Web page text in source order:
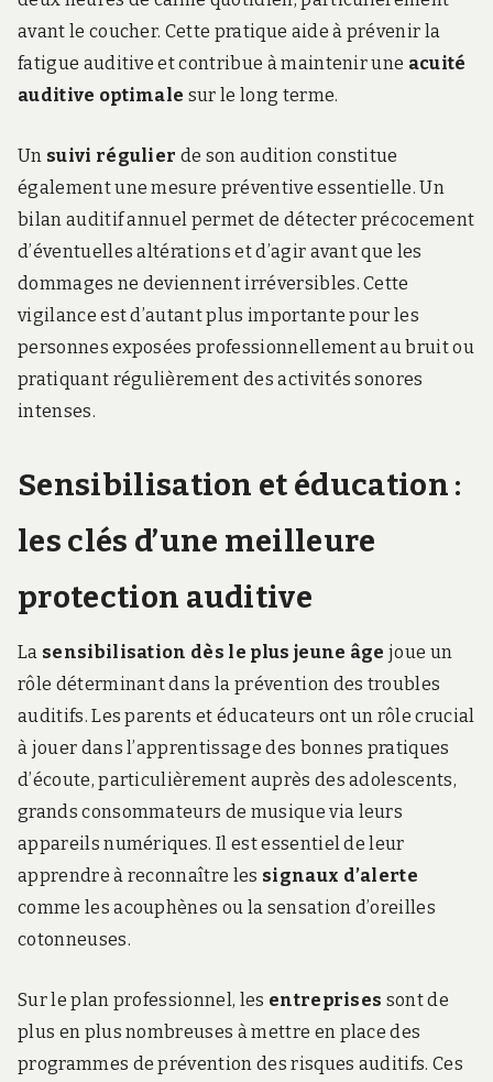
avant le coucher. Cette pratique aide à prévenir la
fatigue auditive et contribue à maintenir une acuité
auditive optimale sur le long terme.
Un suivi régulier de son audition constitue
également une mesure préventive essentielle. Un
bilan auditif annuel permet de détecter précocement
d’éventuelles altérations et d’agir avant que les
dommages ne deviennent irréversibles. Cette
vigilance est d’autant plus importante pour les
personnes exposées professionnellement au bruit ou
pratiquant régulièrement des activités sonores
intenses.
Sensibilisation et éducation :
les clés d’une meilleure
protection auditive
La sensibilisation dès le plus jeune âge joue un
rôle déterminant dans la prévention des troubles
auditifs. Les parents et éducateurs ont un rôle crucial
à jouer dans l’apprentissage des bonnes pratiques
d’écoute, particulièrement auprès des adolescents,
grands consommateurs de musique via leurs
appareils numériques. Il est essentiel de leur
apprendre à reconnaître les signaux d’alerte
comme les acouphènes ou la sensation d’oreilles
cotonneuses.
Sur le plan professionnel, les entreprises sont de
plus en plus nombreuses à mettre en place des
programmes de prévention des risques auditifs. Ces